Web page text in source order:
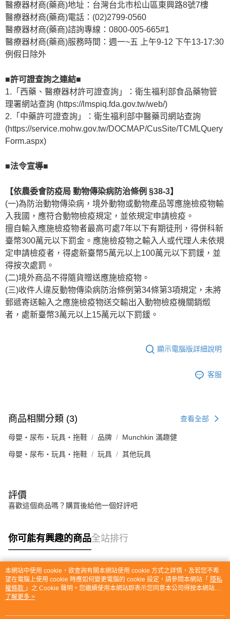
醫療器材商(藥商)地址：台灣台北市松山區東興路8號7樓
醫療器材商(藥商)電話：(02)2799-0560
醫療器材商(藥商)諮詢專線：0800-005-665#1
醫療器材商(藥商)服務時間：週一~五 上午9-12 下午13-17:30
例假日除外
■許可證查詢之連結■
1.「西藥、醫療器材許可證查詢」：衛生福利部食品藥物管
理署網站查詢 (https://lmspiq.fda.gov.tw/web/)
2.「中藥許可證查詢」：衛生福利部中醫藥司網站查詢
(https://service.mohw.gov.tw/DOCMAP/CusSite/TCMLQuery
Form.aspx)
■法令宣導■
【依農委會防疫局 動物傳染病防治條例 §38-3】
(一)為防治動物傳染病，境外動物或動物產品等應施檢疫物輸
入我國，應符合動物檢疫規定，並依規定申請檢疫。
擅自輸入應施檢疫物者最高可處7年以下有期徒刑，得併科新
臺幣300萬元以下罰金。應施檢疫物之輸入人或代理人未依規
定申請檢疫者，得處新臺幣5萬元以上100萬元以下罰鍰，並
得按次處罰。
(二)境外商品不得隨貨贈送應施檢疫物。
(三)收件人違反動物傳染病防治條例第34條第3項規定，未將
郵遞寄送輸入之應施檢疫物送交輸出入動物檢疫機關銷燬
者，處新臺幣3萬元以上15萬元以下罰鍰。
顯示電腦版詳細說明
客服
商品相關分類 (3) 查看全部
母嬰・尿布・玩具・拖鞋 品牌 Munchkin 滿趣健
母嬰・尿布・玩具・拖鞋 玩具 其他玩具
評價
喜歡這個商品嗎？購買後給他一個好評吧
你可能有興趣的商品全站排行
熱門標籤
本網站中使用 cookie，欲查詢有關本網站使用 cookie 方式之詳情，及若您不希
望在電腦上使用 cookie 時應如何變更電腦的 cookie 設定，請參閱本網站「 隱私
權條款 」之 Cookie 聲明。您繼續使用本網站即表示您同意本公司得按本網站使
用條款之 Cookie 聲明使用 cookie。
了解更多 >